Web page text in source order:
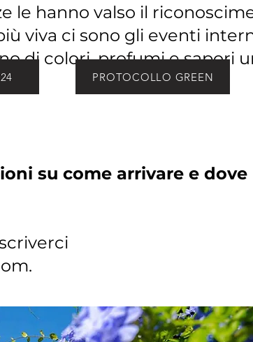
le hanno valso il
viva ci sono gli eventi
di colori, profumi e sapori
su come arrivare e dove
.
PROTOCOLLO GREEN